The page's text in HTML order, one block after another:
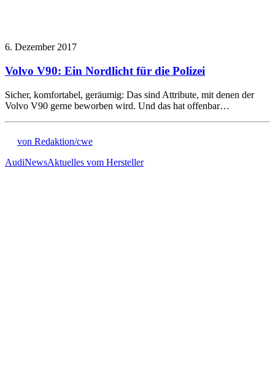
6. Dezember 2017
Volvo V90: Ein Nordlicht für die Polizei
Sicher, komfortabel, geräumig: Das sind Attribute, mit denen der
Volvo V90 gerne beworben wird. Und das hat offenbar…
von Redaktion/cwe
AudiNewsAktuelles vom Hersteller